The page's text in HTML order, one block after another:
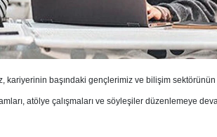
kariyerinin başındaki gençlerimiz ve bilişim sektörünün
atölye çalışmaları ve söyleşiler düzenlemeye